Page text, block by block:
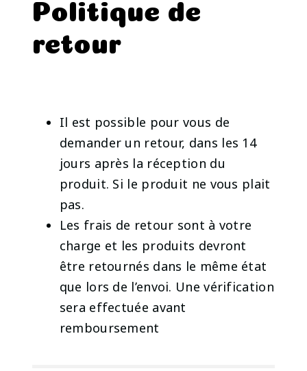
Politique de
retour
Il est possible pour vous de
demander un retour, dans les 14
jours après la réception du
produit. Si le produit ne vous plait
pas.
Les frais de retour sont à votre
charge et les produits devront
être retournés dans le même état
que lors de l’envoi. Une vérification
sera effectuée avant
remboursement